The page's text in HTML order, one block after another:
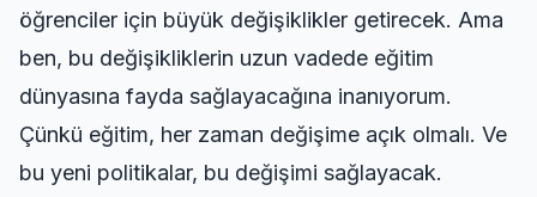
öğrenciler için büyük değişiklikler getirecek. Ama
ben, bu değişikliklerin uzun vadede eğitim
dünyasına fayda sağlayacağına inanıyorum.
Çünkü eğitim, her zaman değişime açık olmalı. Ve
bu yeni politikalar, bu değişimi sağlayacak.